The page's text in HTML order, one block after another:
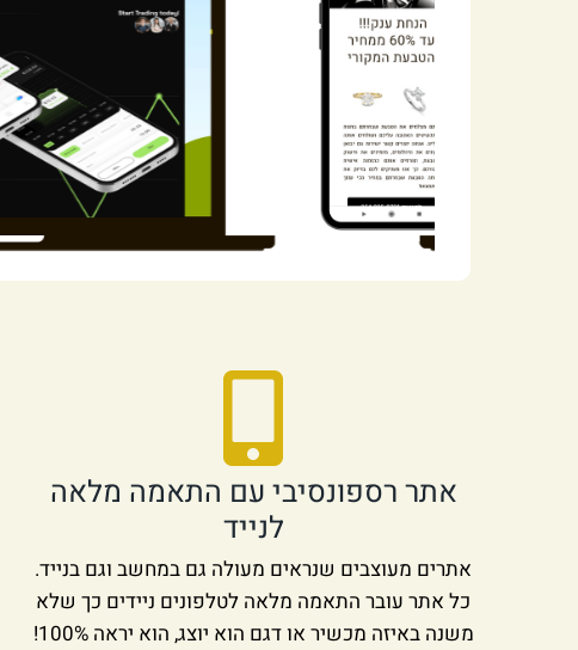
אתר רספונסיבי עם התאמה מלאה
לנייד
אתרים מעוצבים שנראים מעולה גם במחשב וגם בנייד.
כל אתר עובר התאמה מלאה לטלפונים ניידים כך שלא
משנה באיזה מכשיר או דגם הוא יוצג, הוא יראה 100%!